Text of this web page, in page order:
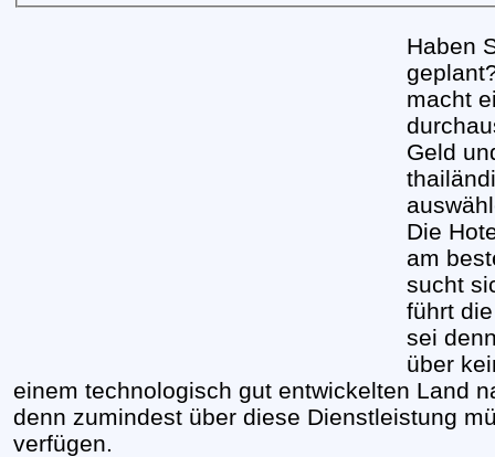
Haben
macht
Geld
Die
am
sucht
führt
sei
über
einem technologisch gut entwickelten Land
denn zumindest über diese Dienstleistung
verfügen.